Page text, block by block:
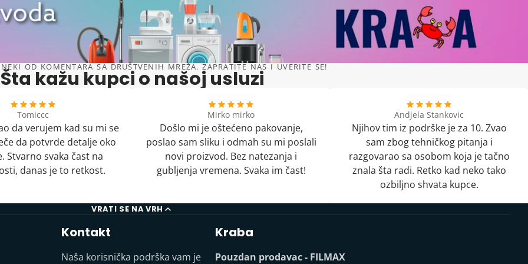
OD KOMENTARA SA DRUŠTVENIH MREŽA. ZAPRATITE NAS I UVERITE SE!
Šta kažu kupci o našoj usluzi
Tomiccc
da verujem kad su mi se
da potvrde detalje oko
Stvarno svaka čast na
danas je to retkost.
Mirko mirko
Došlo mi je oštećeno pakovanje,
poslao sam sliku i odmah su mi poslali
novi proizvod. Bez natezanja i
gubljenja vremena. Svaka im čast!
Andjela Stankovic
Njihov tim iz podrške je za 10. Zvao
sam zbog tehničkog pitanja i
razgovarao sa osobom koja je tačno
znala šta radi. Retko kad neko tako
ozbiljno shvata kupce.
VRATI SE NA VRH
Kontakt
Naša korisnička podrška vam je
Kraba
Pouzdan prodavac - FILMAX